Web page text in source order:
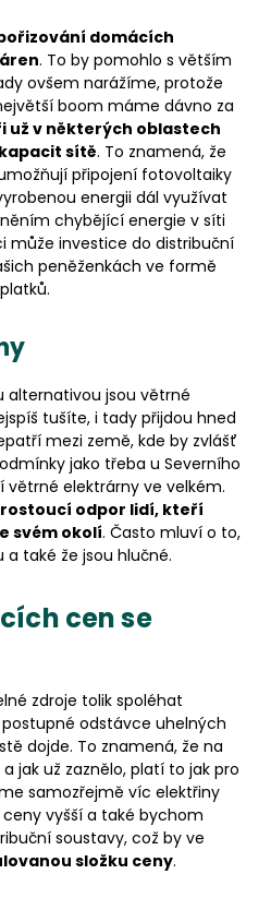
domácích
. To by pomohlo s větším
ovšem narážíme, protože
boom máme dávno za
už v některých oblastech
sítě. To znamená, že
připojení fotovoltaiky
energii dál využívat
chybějící energie v síti
může investice do distribuční
peněženkách ve formě
alternativou jsou větrné
tušíte, i tady přijdou hned
mezi země, kde by zvlášť
jako třeba u Severního
větrné elektrárny ve velkém.
rostoucí odpor lidí, kteří
svém okolí. Často mluví o to,
a také že jsou hlučné.
cen se
zdroje tolik spoléhat
odstávce uhelných
dojde. To znamená, že na
jak už zaznělo, platí to jak pro
samozřejmě víc elektřiny
vyšší a také bychom
soustavy, což by ve
složku ceny.